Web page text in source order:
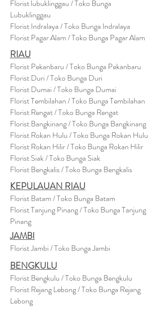
Florist lubuklinggau / Toko Bunga
Lubuklinggau
Florist Indralaya / Toko Bunga Indralaya
Florist Pagar Alam / Toko Bunga Pagar Alam
RIAU
Florist Pekanbaru / Toko Bunga Pekanbaru
Florist Duri / Toko Bunga Duri
Florist Dumai / Toko Bunga Dumai
Florist Tembilahan / Toko Bunga Tembilahan
Florist Rengat / Toko Bunga Rengat
Florist Bangkinang / Toko Bunga Bangkinang
Florist Rokan Hulu / Toko Bunga Rokan Hulu
Florist Rokan Hilir / Toko Bunga Rokan Hilir
Florist Siak / Toko Bunga Siak
Florist Bengkalis / Toko Bunga Bengkalis
KEPULAUAN RIAU
Florist Batam / Toko Bunga Batam
Florist Tanjung Pinang / Toko Bunga Tanjung
Pinang
JAMBI
Florist Jambi / Toko Bunga Jambi
BENGKULU
Florist Bengkulu / Toko Bunga Bengkulu
Florist Rejang Lebong / Toko Bunga Rejang
Lebong